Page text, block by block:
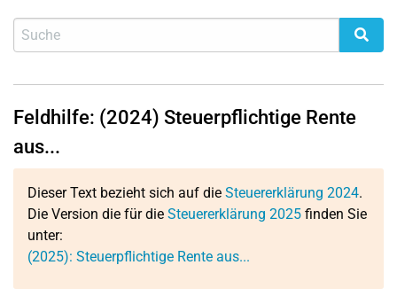
Feldhilfe: (2024) Steuerpflichtige Rente
aus...
Dieser Text bezieht sich auf die Steuererklärung 2024.
Die Version die für die Steuererklärung 2025 finden Sie
unter:
(2025): Steuerpflichtige Rente aus...